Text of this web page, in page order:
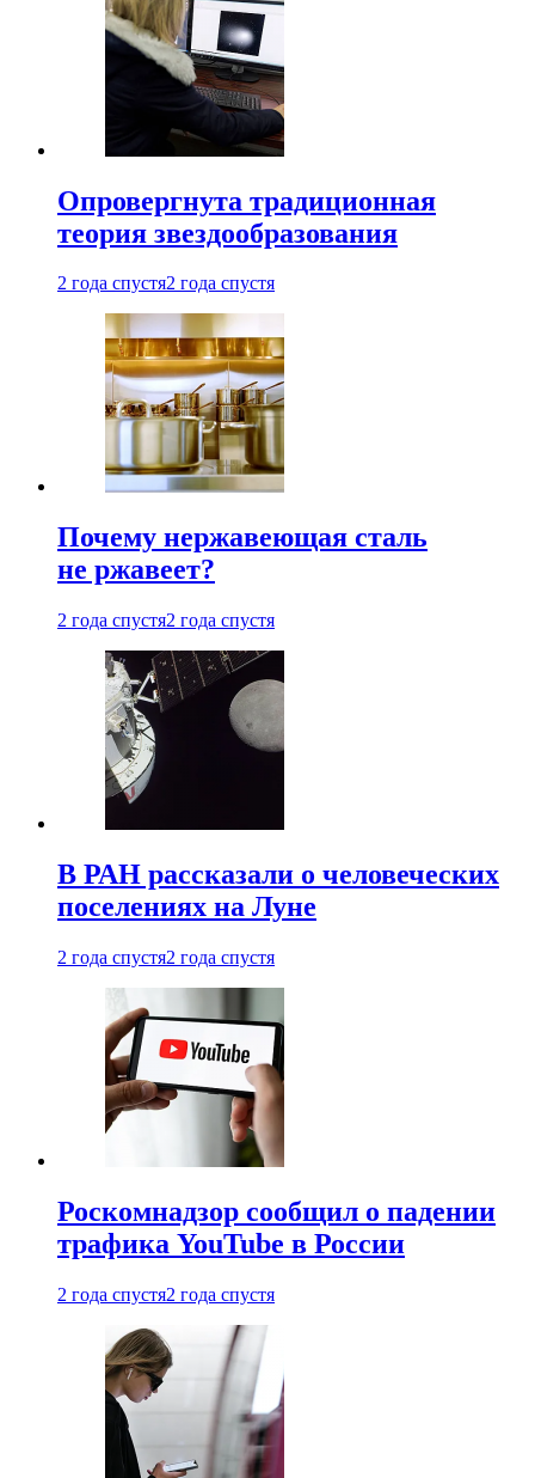
Опровергнута традиционная
теория звездообразования
2 года спустя2 года спустя
Почему нержавеющая сталь
не ржавеет?
2 года спустя2 года спустя
В РАН рассказали о человеческих
поселениях на Луне
2 года спустя2 года спустя
Роскомнадзор сообщил о падении
трафика YouTube в России
2 года спустя2 года спустя